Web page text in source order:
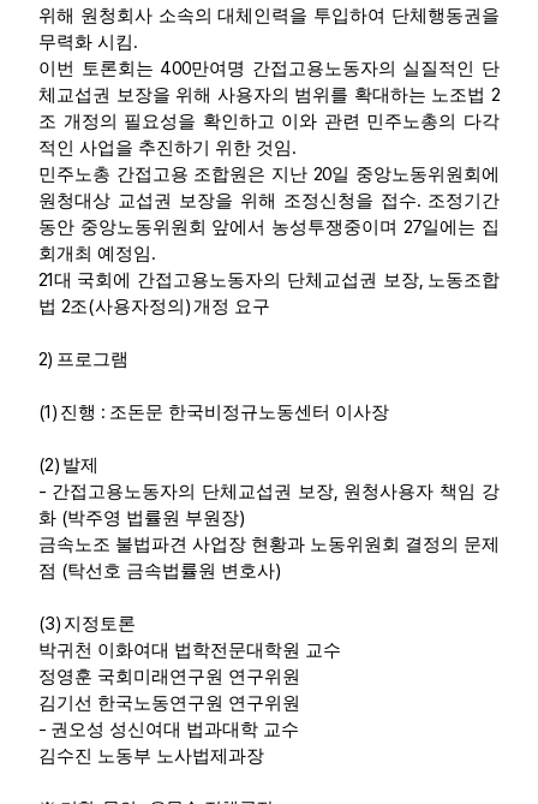
위해 원청회사 소속의 대체인력을 투입하여 단체행동권을
무력화 시킴.
이번 토론회는 400만여명 간접고용노동자의 실질적인 단
체교섭권 보장을 위해 사용자의 범위를 확대하는 노조법 2
조 개정의 필요성을 확인하고 이와 관련 민주노총의 다각
적인 사업을 추진하기 위한 것임.
민주노총 간접고용 조합원은 지난 20일 중앙노동위원회에
원청대상 교섭권 보장을 위해 조정신청을 접수. 조정기간
동안 중앙노동위원회 앞에서 농성투쟁중이며 27일에는 집
회개최 예정임.
21대 국회에 간접고용노동자의 단체교섭권 보장, 노동조합
법 2조(사용자정의 ) 개정 요구
2) 프로그램
(1) 진행 : 조돈문 한국비정규노동센터 이사장
(2) 발제
- 간접고용노동자의 단체교섭권 보장, 원청사용자 책임 강
화 (박주영 법률원 부원장)
금속노조 불법파견 사업장 현황과 노동위원회 결정의 문제
점 (탁선호 금속법률원 변호사)
(3) 지정토론
박귀천 이화여대 법학전문대학원 교수
정영훈 국회미래연구원 연구위원
김기선 한국노동연구원 연구위원
- 권오성 성신여대 법과대학 교수
김수진 노동부 노사법제과장